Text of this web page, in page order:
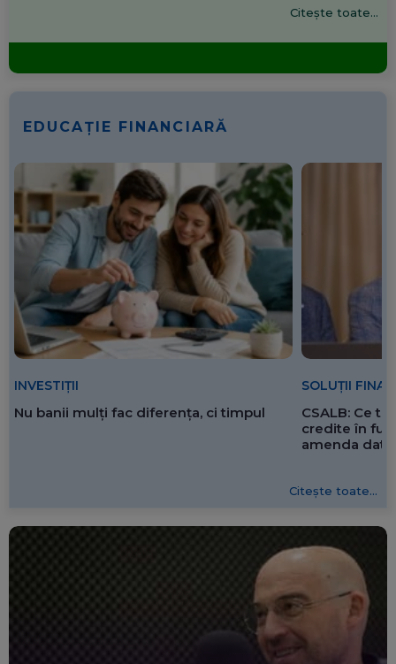
Citește toate...
EDUCAȚIE FINANCIARĂ
INVESTIȚII
Nu banii mulți fac diferența, ci timpul
SOLUȚII
CSALB: Ce
credite în
amenda
Citește toate...